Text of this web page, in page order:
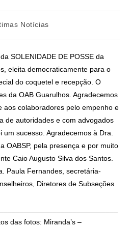
Notícias
SOLENIDADE DE POSSE da
eleita democraticamente para o
do coquetel e recepção. O
da OAB Guarulhos. Agradecemos
aos colaboradores pelo empenho e
de autoridades e com advogados
sucesso. Agradecemos à Dra.
OABSP, pela presença e por muito
Caio Augusto Silva dos Santos.
Paula Fernandes, secretária-
Diretores de Subseções
das fotos: Miranda’s –